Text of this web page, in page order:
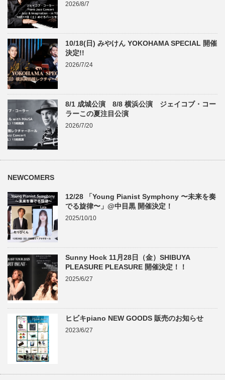
2026/8/7
10/18(日) みやけん YOKOHAMA SPECIAL 開催
決定!!
2026/7/24
8/1 成城公演 8/8 横浜公演 ジェイコブ・コー
ラーこの夏注目公演
2026/7/20
NEWCOMERS
12/28 「Young Pianist Symphony 〜未来を奏
でる旋律〜」@中目黒 開催決定！
2025/10/10
Sunny Hock 11月28日（金）SHIBUYA
PLEASURE PLEASURE 開催決定！！
2025/6/27
ヒビキpiano NEW GOODS 販売のお知らせ
2023/6/27